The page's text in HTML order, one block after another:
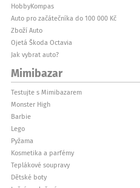
HobbyKompas
Auto pro začátečníka do 100 000 Kč
Zboží Auto
Ojetá Škoda Octavia
Jak vybrat auto?
Mimibazar
Testujte s Mimibazarem
Monster High
Barbie
Lego
Pyžama
Kosmetika a parfémy
Teplákové soupravy
Dětské boty